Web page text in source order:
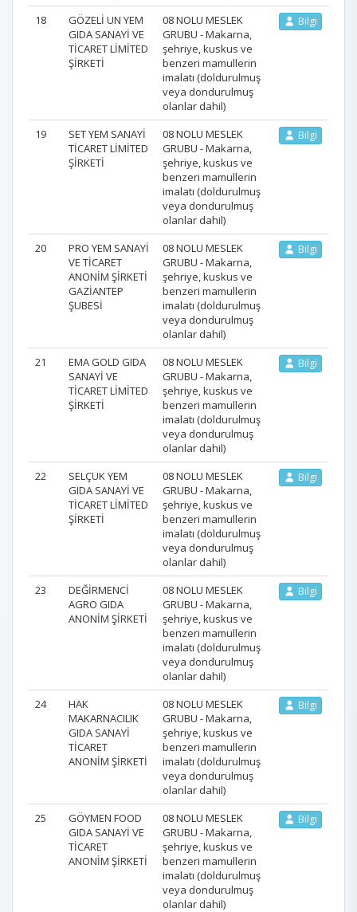
18
GÖZELİ UN YEM
GIDA SANAYİ VE
TİCARET LİMİTED
ŞİRKETİ
08 NOLU MESLEK
GRUBU - Makarna,
şehriye, kuskus ve
benzeri mamullerin
imalatı (doldurulmuş
veya dondurulmuş
olanlar dahil)
Bilgi
19
SET YEM SANAYİ
TİCARET LİMİTED
ŞİRKETİ
08 NOLU MESLEK
GRUBU - Makarna,
şehriye, kuskus ve
benzeri mamullerin
imalatı (doldurulmuş
veya dondurulmuş
olanlar dahil)
Bilgi
20
PRO YEM SANAYİ
VE TİCARET
ANONİM ŞİRKETİ
GAZİANTEP
ŞUBESİ
08 NOLU MESLEK
GRUBU - Makarna,
şehriye, kuskus ve
benzeri mamullerin
imalatı (doldurulmuş
veya dondurulmuş
olanlar dahil)
Bilgi
21
EMA GOLD GIDA
SANAYİ VE
TİCARET LİMİTED
ŞİRKETİ
08 NOLU MESLEK
GRUBU - Makarna,
şehriye, kuskus ve
benzeri mamullerin
imalatı (doldurulmuş
veya dondurulmuş
olanlar dahil)
Bilgi
22
SELÇUK YEM
GIDA SANAYİ VE
TİCARET LİMİTED
ŞİRKETİ
08 NOLU MESLEK
GRUBU - Makarna,
şehriye, kuskus ve
benzeri mamullerin
imalatı (doldurulmuş
veya dondurulmuş
olanlar dahil)
Bilgi
23
DEĞİRMENCİ
AGRO GIDA
ANONİM ŞİRKETİ
08 NOLU MESLEK
GRUBU - Makarna,
şehriye, kuskus ve
benzeri mamullerin
imalatı (doldurulmuş
veya dondurulmuş
olanlar dahil)
Bilgi
24
HAK
MAKARNACILIK
GIDA SANAYİ
TİCARET
ANONİM ŞİRKETİ
08 NOLU MESLEK
GRUBU - Makarna,
şehriye, kuskus ve
benzeri mamullerin
imalatı (doldurulmuş
veya dondurulmuş
olanlar dahil)
Bilgi
25
GÖYMEN FOOD
GIDA SANAYİ VE
TİCARET
ANONİM ŞİRKETİ
08 NOLU MESLEK
GRUBU - Makarna,
şehriye, kuskus ve
benzeri mamullerin
imalatı (doldurulmuş
veya dondurulmuş
olanlar dahil)
Bilgi